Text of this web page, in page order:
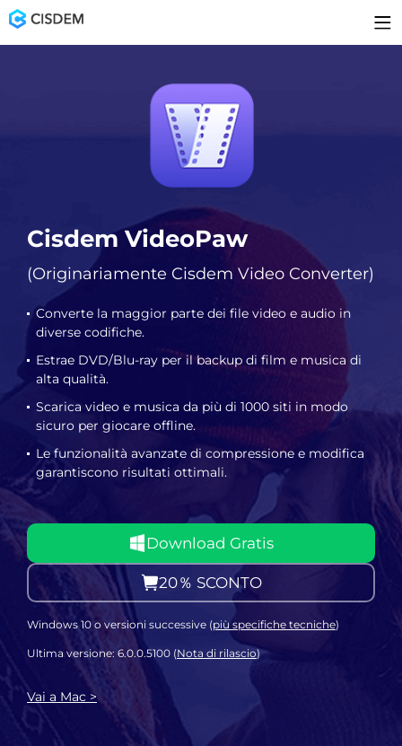
Cisdem VideoPaw
(Originariamente Cisdem Video Converter)
Converte la maggior parte dei file video e audio in
diverse codifiche.
Estrae DVD/Blu-ray per il backup di film e musica di
alta qualità.
Scarica video e musica da più di 1000 siti in modo
sicuro per giocare offline.
Le funzionalità avanzate di compressione e modifica
garantiscono risultati ottimali.
Download Gratis
20％ SCONTO
Windows 10 o versioni successive (più specifiche tecniche)
Ultima versione: 6.0.0.5100 (Nota di rilascio)
Vai a Mac >